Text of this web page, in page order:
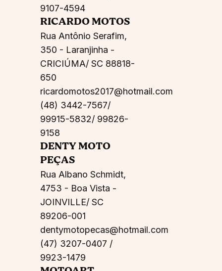
9107-4594
RICARDO MOTOS
Rua Antônio Serafim,
350 - Laranjinha -
CRICIÚMA/ SC 88818-
650
ricardomotos2017@hotmail.com
(48) 3442-7567/
99915-5832/ 99826-
9158
DENTY MOTO
PEÇAS
Rua Albano Schmidt,
4753 - Boa Vista -
JOINVILLE/ SC
89206-001
dentymotopecas@hotmail.com
(47) 3207-0407 /
9923-1479